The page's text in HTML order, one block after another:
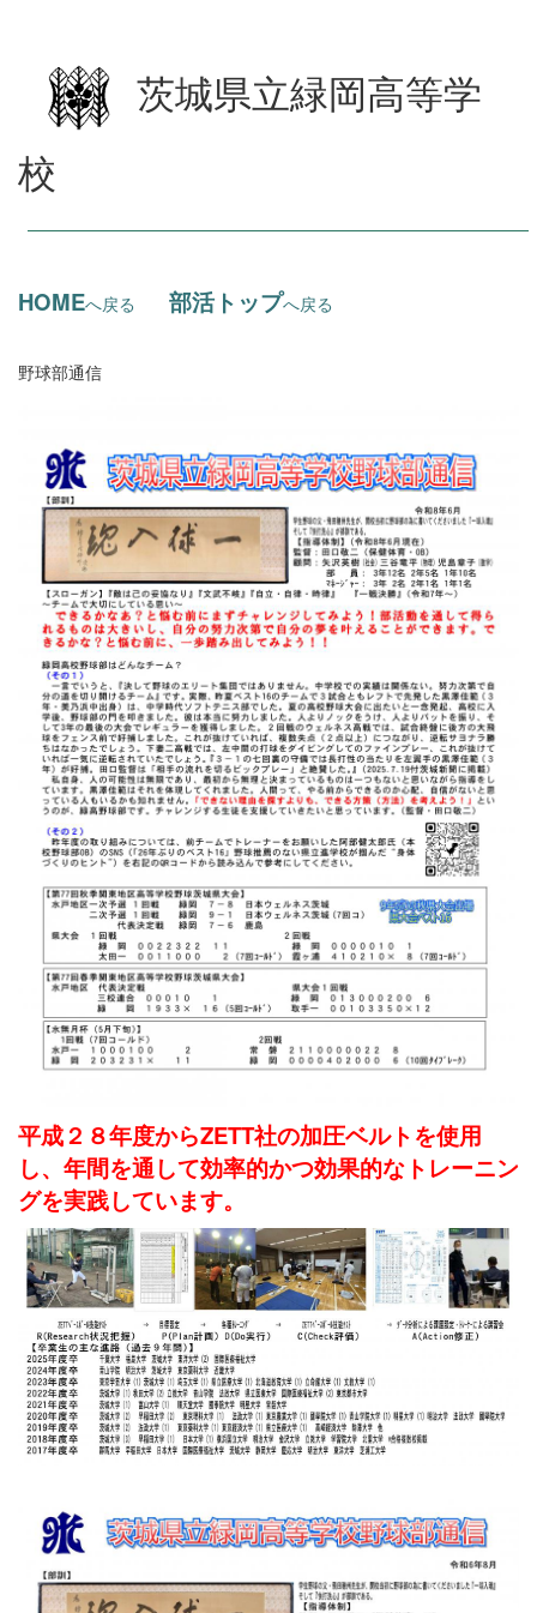
茨城県立緑岡高等学
校
HOMEへ戻る 部活トップへ戻る
野球部通信
平成２８年度からZETT社の加圧ベルトを使用
し、年間を通して効率的かつ効果的なトレーニン
グを実践しています。